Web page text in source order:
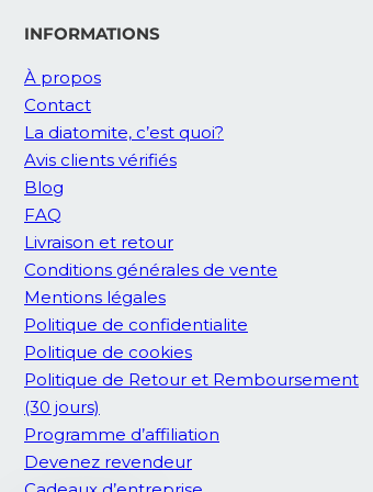
INFORMATIONS
À propos
Contact
La diatomite, c’est quoi?
Avis clients vérifiés
Blog
FAQ
Livraison et retour
Conditions générales de vente
Mentions légales
Politique de confidentialite
Politique de cookies
Politique de Retour et Remboursement
(30 jours)
Programme d’affiliation
Devenez revendeur